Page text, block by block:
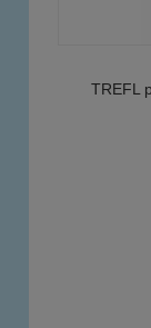
TREFL